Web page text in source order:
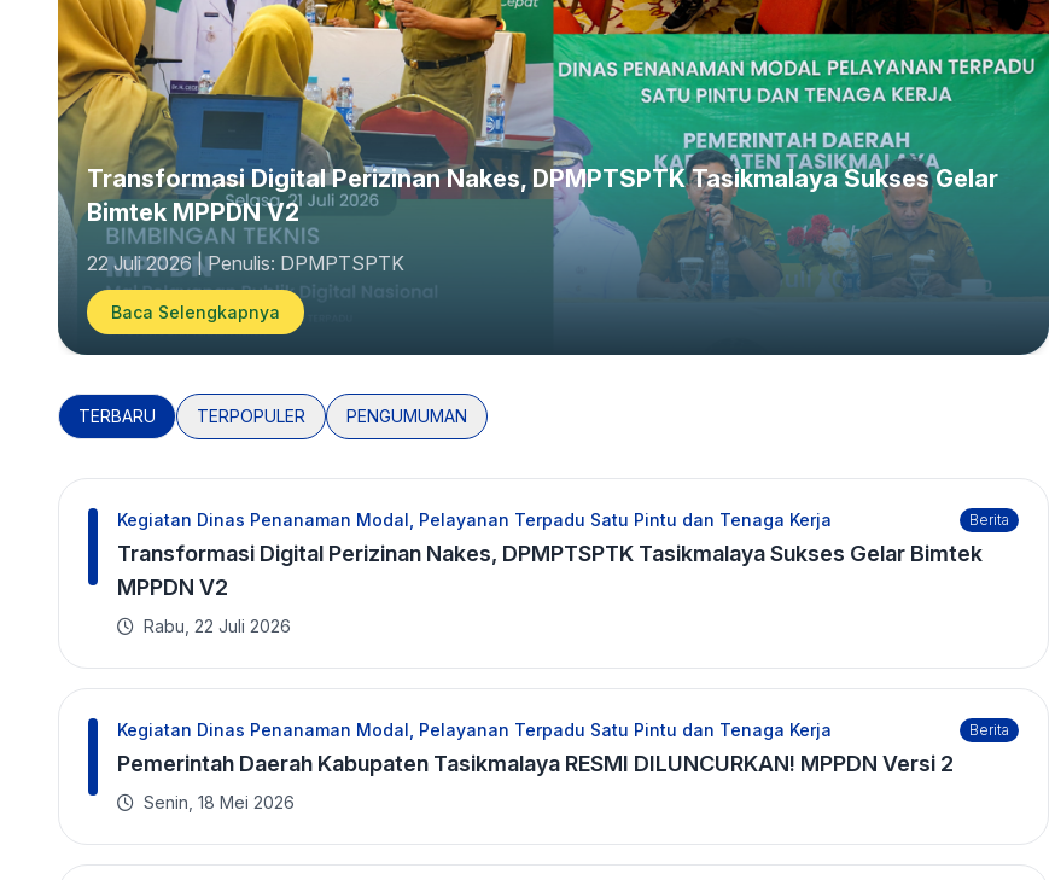
DPMPTSPTK Tasikmalaya Gelar Bimtek Perizinan Usaha, Hadirkan Tiga
Narasumber Ahli
07 Mei 2026 | Penulis: DPMPTSPTK
Baca Selengkapnya
Transformasi Digital Perizinan Nakes, DPMPTSPTK Tasikmalaya Sukses Gelar
Bimtek MPPDN V2
22 Juli 2026 | Penulis: DPMPTSPTK
Baca Selengkapnya
Pemerintah Daerah Kabupaten Tasikmalaya RESMI DILUNCURKAN! MPPDN
Versi 2
18 Mei 2026 | Penulis: DPMPTSPTK
Baca Selengkapnya
TERBARU TERPOPULER PENGUMUMAN
Kegiatan Dinas Penanaman Modal, Pelayanan Terpadu Satu Pintu dan Tenaga Kerja Berita
Transformasi Digital Perizinan Nakes, DPMPTSPTK Tasikmalaya Sukses Gelar Bimtek
MPPDN V2
Rabu, 22 Juli 2026
Kegiatan Dinas Penanaman Modal, Pelayanan Terpadu Satu Pintu dan Tenaga Kerja Berita
Pemerintah Daerah Kabupaten Tasikmalaya RESMI DILUNCURKAN! MPPDN Versi 2
Senin, 18 Mei 2026